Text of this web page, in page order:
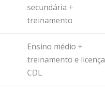
secundária +
treinamento
Ensino médio +
treinamento e licença
CDL